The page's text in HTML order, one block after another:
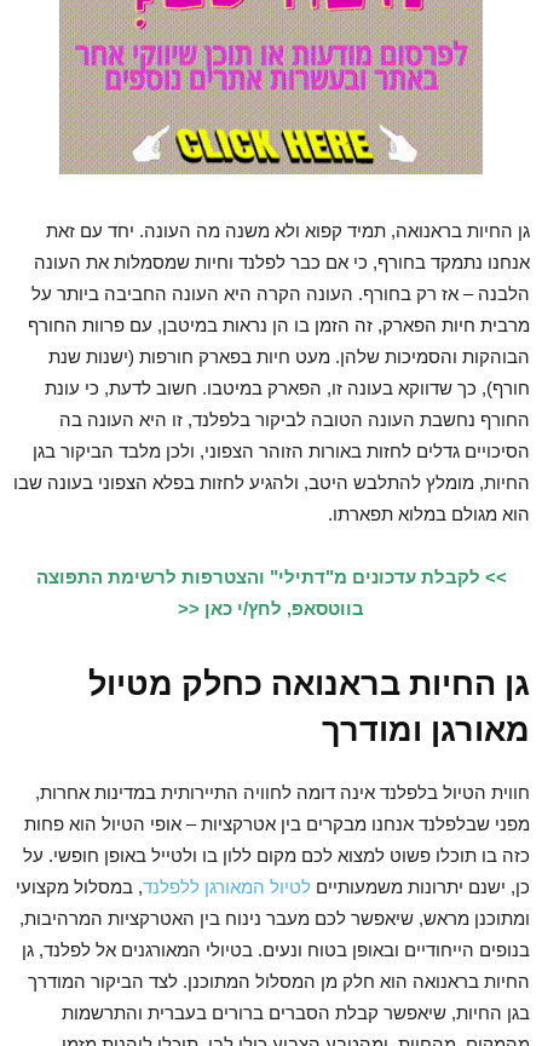
גן החיות בראנואה, תמיד קפוא ולא משנה מה העונה. יחד עם זאת
אנחנו נתמקד בחורף, כי אם כבר לפלנד וחיות שמסמלות את העונה
הלבנה – אז רק בחורף. העונה הקרה היא העונה החביבה ביותר על
מרבית חיות הפארק, זה הזמן בו הן נראות במיטבן, עם פרוות החורף
הבוהקות והסמיכות שלהן. מעט חיות בפארק חורפות (ישנות שנת
חורף), כך שדווקא בעונה זו, הפארק במיטבו. חשוב לדעת, כי עונת
החורף נחשבת העונה הטובה לביקור בלפלנד, זו היא העונה בה
הסיכויים גדלים לחזות באורות הזוהר הצפוני, ולכן מלבד הביקור בגן
החיות, מומלץ להתלבש היטב, ולהגיע לחזות בפלא הצפוני בעונה שבו
הוא מגולם במלוא תפארתו.
>> לקבלת עדכונים מ"דתילי" והצטרפות לרשימת התפוצה
בווטסאפ, לחץ/י כאן <<
גן החיות בראנואה כחלק מטיול
מאורגן ומודרך
חווית הטיול בלפלנד אינה דומה לחוויה התיירותית במדינות אחרות,
מפני שבלפלנד אנחנו מבקרים בין אטרקציות – אופי הטיול הוא פחות
כזה בו תוכלו פשוט למצוא לכם מקום ללון בו ולטייל באופן חופשי. על
כן, ישנם יתרונות משמעותיים לטיול המאורגן ללפלנד, במסלול מקצועי
ומתוכנן מראש, שיאפשר לכם מעבר נינוח בין האטרקציות המרהיבות,
בנופים הייחודיים ובאופן בטוח ונעים. בטיולי המאורגנים אל לפלנד, גן
החיות בראנואה הוא חלק מן המסלול המתוכנן. לצד הביקור המודרך
בגן החיות, שיאפשר קבלת הסברים ברורים בעברית והתרשמות